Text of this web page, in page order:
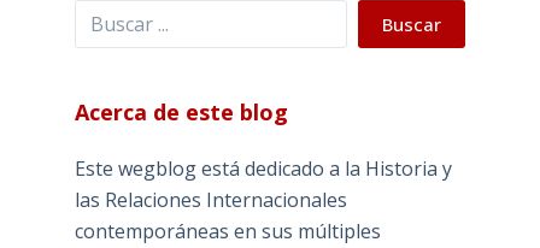
Buscar Buscar
Acerca de este blog
Este wegblog está dedicado a la Historia y
las Relaciones Internacionales
contemporáneas en sus múltiples